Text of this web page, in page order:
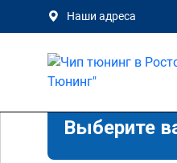
Наши адреса
Выберите